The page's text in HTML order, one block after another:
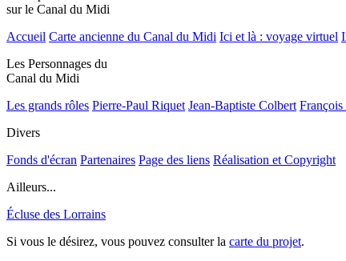
sur le Canal du Midi
Accueil Carte ancienne du Canal du Midi Ici et là : voyage virtuel
Les Personnages du
Canal du Midi
Les grands rôles Pierre-Paul Riquet Jean-Baptiste Colbert François
Divers
Fonds d'écran Partenaires Page des liens Réalisation et Copyright
Ailleurs...
Écluse des Lorrains
Si vous le désirez, vous pouvez consulter la carte du projet.